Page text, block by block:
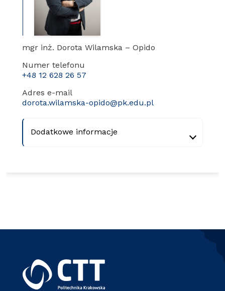
mgr inż. Dorota Wilamska – Opido
Numer telefonu
+48 12 628 26 57
Adres e-mail
dorota.wilamska-opido@pk.edu.pl
Dodatkowe informacje